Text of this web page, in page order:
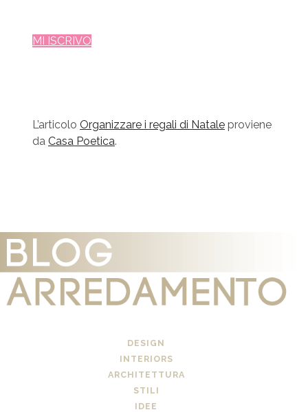
MI ISCRIVO
L’articolo Organizzare i regali di Nataleproviene
da Casa Poetica.
DESIGN
INTERIORS
ARCHITETTURA
STILI
IDEE